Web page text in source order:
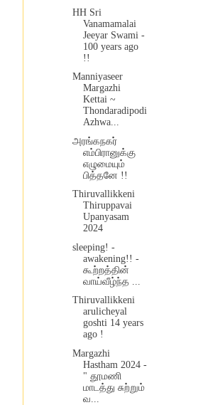
HH Sri
Vanamamalai
Jeeyar Swami -
100 years ago
!!
Manniyaseer
Margazhi
Kettai ~
Thondaradipodi
Azhwa...
அரங்கநகர்
எம்பிரானுக்கு
எழுமையும்
பித்தனே !!
Thiruvallikkeni
Thiruppavai
Upanyasam
2024
sleeping! -
awakening!! -
கூற்றத்தின்
வாய்வீழ்ந்த ...
Thiruvallikkeni
arulicheyal
goshti 14 years
ago !
Margazhi
Hastham 2024 -
" தூமணி
மாடத்து சுற்றும்
வ...